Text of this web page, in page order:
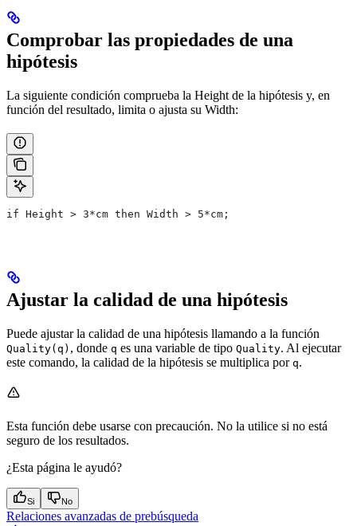
Comprobar las propiedades de una
hipótesis
La siguiente condición comprueba la Height de la hipótesis y, en
función del resultado, limita o ajusta su Width:
if Height > 3*cm then Width > 5*cm;
Ajustar la calidad de una hipótesis
Puede ajustar la calidad de una hipótesis llamando a la función
Quality(q) , donde q es una variable de tipo Quality. Al ejecutar
este comando, la calidad de la hipótesis se multiplica por q.
Esta función debe usarse con precaución. No la utilice si no está
seguro de los resultados.
¿Esta página le ayudó?
Si No
Relaciones avanzadas de prebúsqueda